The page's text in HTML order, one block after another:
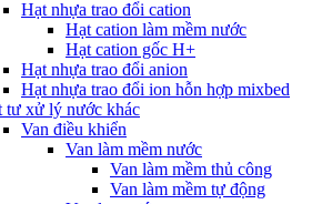
Hạt nhựa trao đổi cation
Hạt cation làm mềm nước
Hạt cation gốc H+
Hạt nhựa trao đổi anion
Hạt nhựa trao đổi ion hỗn hợp mixbed
tư xử lý nước khác
Van điều khiển
Van làm mềm nước
Van làm mềm thủ công
Van làm mềm tự động